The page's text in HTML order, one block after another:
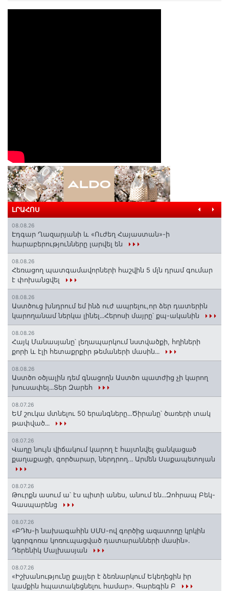
ԼՐԱՀՈՍ
08.08.26
Էդգար Ղազարյանի և «Ուժեղ Հայաստան»-ի
հարաբերությունները լարվել են
08.08.26
Հեռացող պատգամավորների հաշվին 5 մլն դրամ գումար
է փոխանցվել
08.08.26
Աստծուց խնդրում եմ ինձ ուժ ապրելու,որ ձեր դատերին
կարողանամ ներկա լինել․․․Հերոսի մայրը՝ քպ-ականին
08.08.26
Հայկ Մանասյանը՝ լեղապարկում նստվածքի, հղիների
քորի և էլի հետաքրքիր թեմաների մասին․․․
08.08.26
Աստծո օծյալին դեմ գնացողն Աստծո պատժից չի կարող
խուսափել․․․Տեր Զարեհ
08.07.26
ԵՄ շուկա մտնելու 50 երանգները․․․Ծիրանը՝ ծառերի տակ
թափված․․․
08.07.26
Վաղը նույն վիճակում կարող է հայտնվել ցանկացած
քաղաքացի, գործարար, ներդրող.․․ Արմեն Սաքապետոյան
08.07.26
Թուրքն ասում ա՝ էս պիտի անես, անում են․․․Զոհրապ Բեկ-
Գասպարենց
08.07.26
«ԲԴԽ-ի նախագահին ՍՄՍ-ով գործից ազատողը կրկին
կգորգոռա կոռուպացված դատարանների մասին».
Դերենիկ Մալխասյան
08.07.26
«Իշխանությունը քայլեր է ձեռնարկում Եկեղեցին իր
կամքին հպատակեցնելու համար»․ Գարեգին Բ